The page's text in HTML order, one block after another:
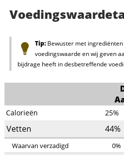
Tip:Bewuster met ingrediënten
voedingswaarde en wij geven
bijdrage heeft in desbetreffende
Calorieën 25%
Vetten 44%
Waarvan verzadigd 0%